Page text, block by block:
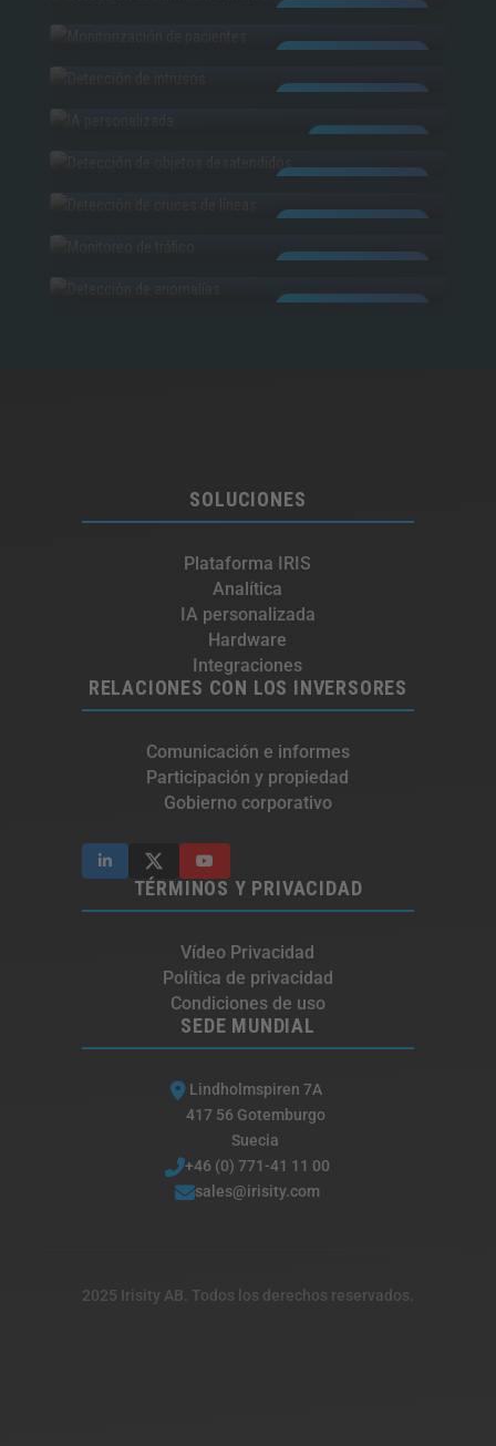
MONITORIZACIÓN DE PACIENTES
ALLANAMIENTO DE MORADA
SOLUCIONES
Plataforma IRIS
Analítica
IA personalizada
Hardware
Integraciones​
RELACIONES CON LOS INVERSORES
Comunicación e informes
Participación y propiedad
Gobierno corporativo
TÉRMINOS Y PRIVACIDAD
Vídeo Privacidad
Política de privacidad
Condiciones de uso
SEDE MUNDIAL
Lindholmspiren 7A
417 56 Gotemburgo
Suecia
+46 (0) 771-41 11 00
sales@irisity.com
2025 Irisity AB. Todos los derechos reservados.